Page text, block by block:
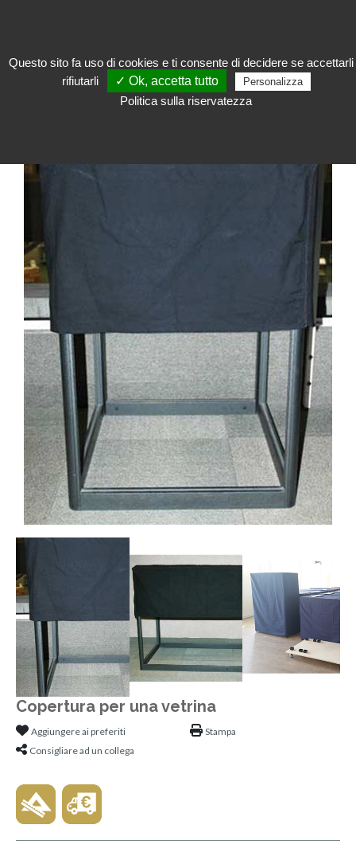
Vetrina espositiva>Accessori per vetrine
Copertura per una
Copertura per una vetrina
Aggiungere ai preferiti
Consigliare ad un collega
Stampa
Questo sito fa uso di cookies e ti consente di decidere se accettarli
rifiutarli
✓ Ok, accetta tutto Personalizza
Politica sulla riservatezza